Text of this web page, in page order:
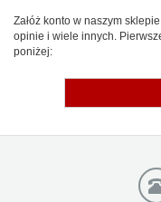
Załóż konto w naszym
opinie i wiele innych.
poniżej: